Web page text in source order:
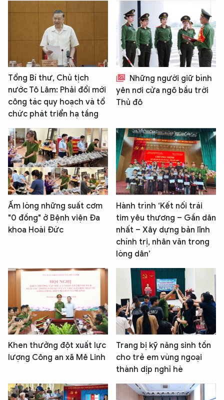
Tổng Bí thư, Chủ tịch
nước Tô Lâm: Phải đổi mới
công tác quy hoạch và tổ
chức phát triển hạ tầng
Những người giữ bình
yên nơi cửa ngõ bầu trời
Thủ đô
Ấm lòng những suất cơm
"0 đồng" ở Bệnh viện Đa
khoa Hoài Đức
Hành trình ‘Kết nối trái
tim yêu thương – Gần dân
nhất – Xây dựng bản lĩnh
chính trị, nhân văn trong
lòng dân’
Khen thưởng đột xuất lực
lượng Công an xã Mê Linh
Trang bị kỹ năng sinh tồn
cho trẻ em vùng ngoại
thành dịp nghỉ hè